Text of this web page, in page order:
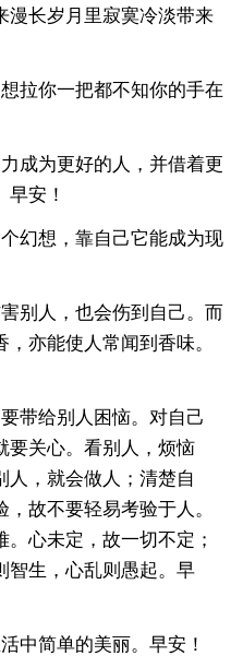
漫长岁月里寂寞冷淡带来
拉你一把都不知你的手在
成为更好的人，并借着更
安！
幻想，靠自己它能成为现
别人，也会伤到自己。而
亦能使人常闻到香味。
带给别人困恼。对自己
要关心。看别人，烦恼
人，就会做人；清楚自
故不要轻易考验于人。
心未定，故一切不定；
智生，心乱则愚起。早
中简单的美丽。早安！